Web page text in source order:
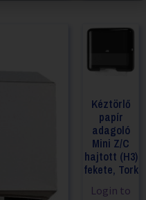
Kéztörlő
papír
adagoló
Mini Z/C
hajtott (H3)
fekete, Tork
Login to